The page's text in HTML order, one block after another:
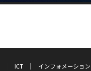
ICT
インフォメーション